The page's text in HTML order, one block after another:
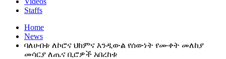
Staffs
Home
News
ባለሀብቱ ለኮሮና ህክምና እንዲውል የሰውነት የሙቀት መለከያ
መሳርያ ለጤና ቢሮዎች አበረከቱ